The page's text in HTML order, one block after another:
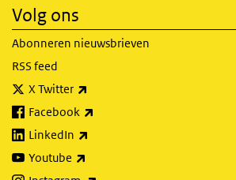
Volg ons
Abonneren nieuwsbrieven
RSS feed
X Twitter
Facebook
LinkedIn
Youtube